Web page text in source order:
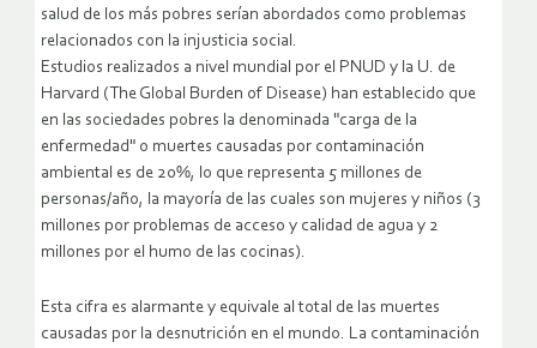
salud de los más pobres serían abordados como problemas
relacionados con la injusticia social.
Estudios realizados a nivel mundial por el PNUD y la U. de
Harvard (The Global Burden of Disease) han establecido que
en las sociedades pobres la denominada "carga de la
enfermedad" o muertes causadas por contaminación
ambiental es de 20%, lo que representa 5 millones de
personas/año, la mayoría de las cuales son mujeres y niños (3
millones por problemas de acceso y calidad de agua y 2
millones por el humo de las cocinas).
Esta cifra es alarmante y equivale al total de las muertes
causadas por la desnutrición en el mundo. La contaminación